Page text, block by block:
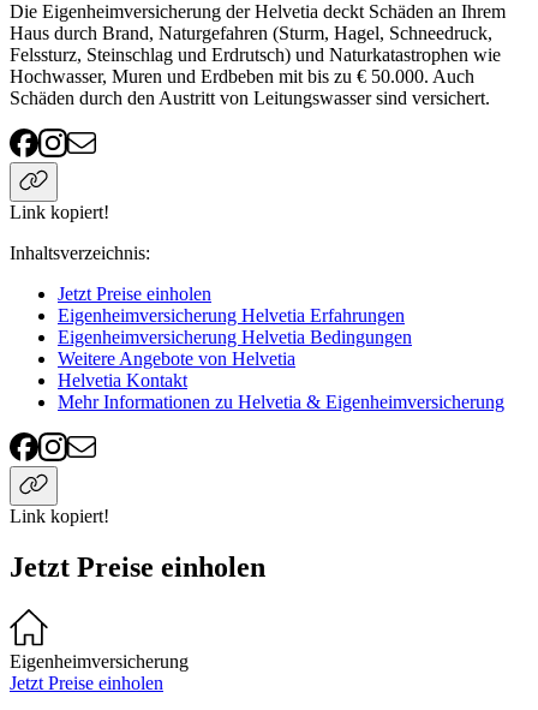
Die Eigenheimversicherung der Helvetia deckt Schäden an Ihrem
Haus durch Brand, Naturgefahren (Sturm, Hagel, Schneedruck,
Felssturz, Steinschlag und Erdrutsch) und Naturkatastrophen wie
Hochwasser, Muren und Erdbeben mit bis zu € 50.000. Auch
Schäden durch den Austritt von Leitungswasser sind versichert.
Link kopiert!
Inhaltsverzeichnis:
Jetzt Preise einholen
Eigenheimversicherung Helvetia Erfahrungen
Eigenheimversicherung Helvetia Bedingungen
Weitere Angebote von Helvetia
Helvetia Kontakt
Mehr Informationen zu Helvetia & Eigenheimversicherung
Link kopiert!
Jetzt Preise einholen
Eigenheimversicherung
Jetzt Preise einholen